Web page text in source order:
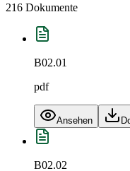
216 Dokumente
B02.01
pdf
Ansehen
B02.02